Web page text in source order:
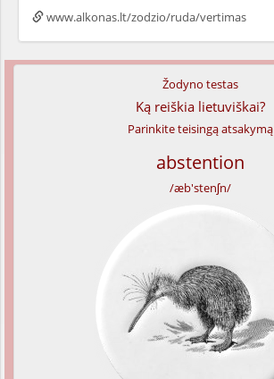
www.alkonas.lt/zodzio/ruda/vertimas
Žodyno testas
Ką reiškia lietuviškai?
Parinkite teisingą atsakymą
abstention
/æb'stenʃn/